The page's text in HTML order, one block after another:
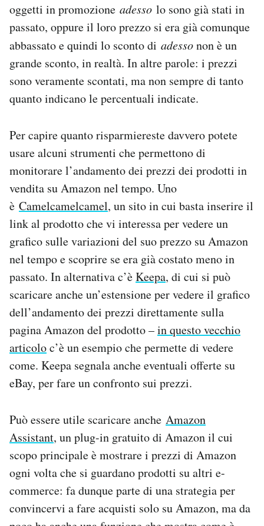
oggetti in promozione adesso lo sono già stati in
passato, oppure il loro prezzo si era già comunque
abbassato e quindi lo sconto di adessonon è un
grande sconto, in realtà. In altre parole: i prezzi
sono veramente scontati, ma non sempre di tanto
quanto indicano le percentuali indicate.
Per capire quanto risparmiereste davvero potete
usare alcuni strumenti che permettono di
monitorare l’andamento dei prezzi dei prodotti in
vendita su Amazon nel tempo. Uno
è Camelcamelcamel, un sito in cui basta inserire il
link al prodotto che vi interessa per vedere un
grafico sulle variazioni del suo prezzo su Amazon
nel tempo e scoprire se era già costato meno in
passato. In alternativa c’èKeepa, di cui si può
scaricare anche un’estensione per vedere il grafico
dell’andamento dei prezzi direttamente sulla
pagina Amazon del prodotto –in questo vecchio
articoloc’è un esempio che permette di vedere
come. Keepa segnala anche eventuali offerte su
eBay, per fare un confronto sui prezzi.
Può essere utile scaricare anche Amazon
Assistant, un plug-in gratuito di Amazon il cui
scopo principale è mostrare i prezzi di Amazon
ogni volta che si guardano prodotti su altri e-
commerce: fa dunque parte di una strategia per
convincervi a fare acquisti solo su Amazon, ma da